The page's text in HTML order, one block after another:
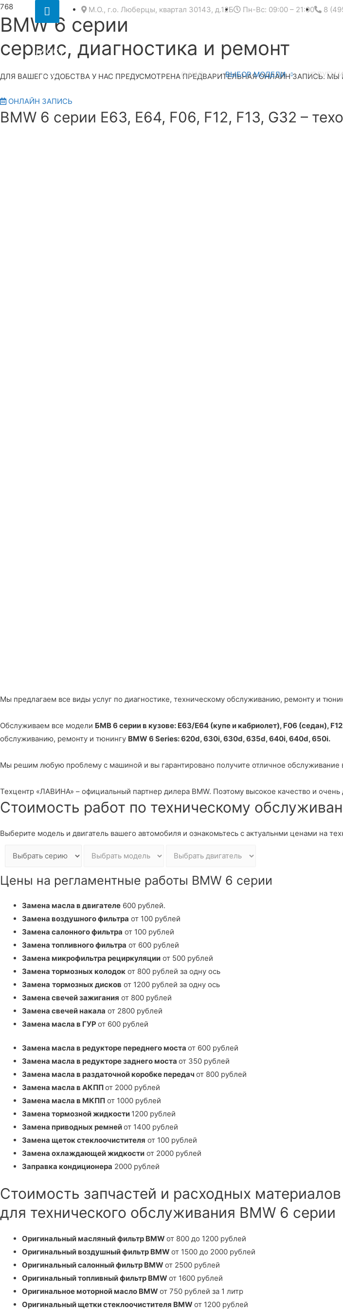
Секция
над
шапкой
(495)
152
М.О., г.о. Люберцы, квартал 30143, д.12Б Пн-Вс: 09:00 – 21:00 8
О НАС ВЫБОР МОДЕЛИ УСЛУГИ
BMW 6 серии
сервис, диагностика и ремонт
ДЛЯ ВАШЕГО УДОБСТВА У НАС ПРЕДУСМОТРЕНА ПРЕДВАРИТЕЛЬНАЯ ОНЛАЙН ЗАПИСЬ.
ОНЛАЙН ЗАПИСЬ
BMW 6 серии E63, E64, F06, F12, F13, G32 –
Мы предлагаем все виды услуг по диагностике, техническому обслуживанию, ремонту и
Обслуживаем все модели БМВ 6 серии в кузове: E63/E64 (купе и кабриолет), F06 (седан),
обслуживанию, ремонту и тюнингу BMW 6 Series: 620d, 630i, 630d, 635d, 640i, 640d, 650i.
Мы решим любую проблему с машиной и вы гарантировано получите отличное
Техцентр «ЛАВИНА» – официальный партнер дилера BMW. Поэтому высокое качество и
Стоимость работ по техническому
Выберите модель и двигатель вашего автомобиля и ознакомьтесь с актуальнми ценами на
Цены на регламентные работы BMW 6 серии
Замена масла в двигателе 600 рублей.
Замена воздушного фильтра от 100 рублей
Замена салонного фильтра от 100 рублей
Замена топливного фильтра от 600 рублей
Замена микрофильтра рециркуляции от 500 рублей
Замена тормозных колодок от 800 рублей за одну ось
Замена тормозных дисков от 1200 рублей за одну ось
Замена свечей зажигания от 800 рублей
Замена свечей накала от 2800 рублей
Замена масла в ГУР от 600 рублей
Замена масла в редукторе переднего моста от 600 рублей
Замена масла в редукторе заднего моста от 350 рублей
Замена масла в раздаточной коробке передач от 800 рублей
Замена масла в АКППот 2000 рублей
Замена масла в МКПП от 1000 рублей
Замена тормозной жидкости 1200 рублей
Замена приводных ремнейот 1400 рублей
Замена щеток стеклоочистителя от 100 рублей
Замена охлаждающей жидкости от 2000 рублей
Заправка кондиционера 2000 рублей
Стоимость запчастей и расходных материалов
для технического обслуживания BMW 6 серии
Оригинальный масляный фильтр BMW от 800 до 1200 рублей
Оригинальный воздушный фильтр BMW от 1500 до 2000 рублей
Оригинальный салонный фильтр BMW от 2500 рублей
Оригинальный топливный фильтр BMW от 1600 рублей
Оригинальное моторной масло BMW от 750 рублей за 1 литр
Оригинальный щетки стеклоочистителя BMW от 1200 рублей